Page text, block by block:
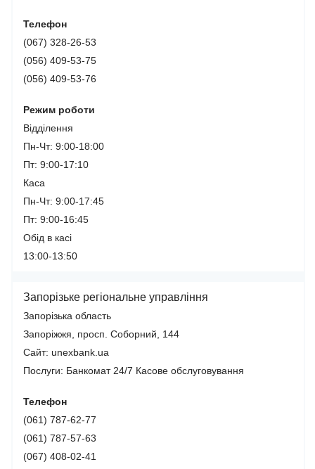
Телефон
(067) 328-26-53
(056) 409-53-75
(056) 409-53-76
Режим роботи
Відділення
Пн-Чт: 9:00-18:00
Пт: 9:00-17:10
Каса
Пн-Чт: 9:00-17:45
Пт: 9:00-16:45
Обід в касі
13:00-13:50
Запорізьке регіональне управління
Запорізька область
Запоріжжя, просп. Соборний, 144
Сайт: unexbank.ua
Послуги: Банкомат 24/7 Касове обслуговування
Телефон
(061) 787-62-77
(061) 787-57-63
(067) 408-02-41